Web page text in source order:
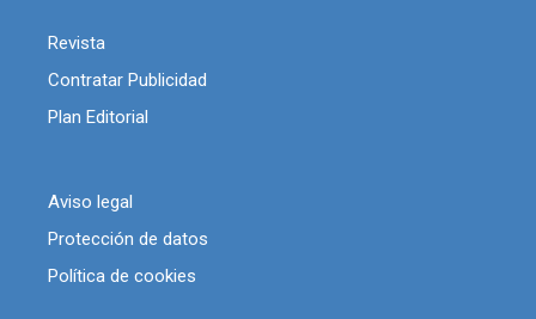
Revista
Contratar Publicidad
Plan Editorial
Aviso legal
Protección de datos
Política de cookies